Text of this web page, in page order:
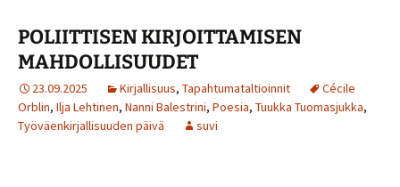
POLIITTISEN KIRJOITTAMISEN
MAHDOLLISUUDET
23.09.2025 Kirjallisuus, Tapahtumataltioinnit
Cécile
Orblin, Ilja Lehtinen, Nanni Balestrini, Poesia, Tuukka Tuomasjukka,
Työväenkirjallisuuden päivä
suvi